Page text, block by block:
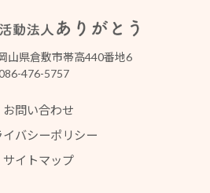
山県倉敷市帯高440番地6
476-5757
お問い合わせ
イバシーポリシー
サイトマップ